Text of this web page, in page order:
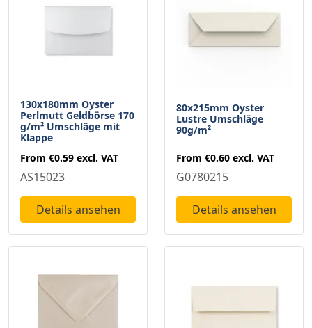
130x180mm Oyster
Perlmutt Geldbörse 170
g/m² Umschläge mit
Klappe
From €0.59 excl. VAT
AS15023
Details ansehen
80x215mm Oyster
Lustre Umschläge
90g/m²
From €0.60 excl. VAT
G0780215
Details ansehen